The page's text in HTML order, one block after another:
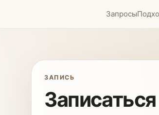
Запросы
ЗАПИСЬ